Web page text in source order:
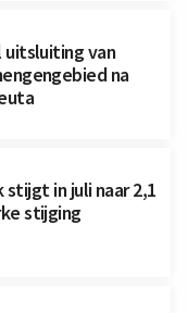
uitsluiting van
na
in juli naar 2,1
stijging